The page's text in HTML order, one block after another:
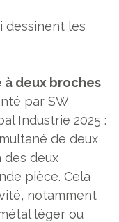
dessinent les
à deux broches
par SW
Industrie 2025 :
de deux
des deux
pièce. Cela
notamment
léger ou